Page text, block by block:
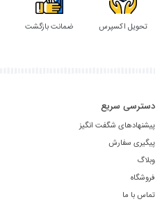
تحویل اکسپرس ضمانت بازگشت
دسترسی سریع
پیشنهادهای شگفت انگیز
پیگیری سفارش
وبلاگ
فروشگاه
تماس با ما